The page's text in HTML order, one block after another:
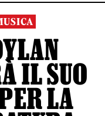
IL SUO
LA